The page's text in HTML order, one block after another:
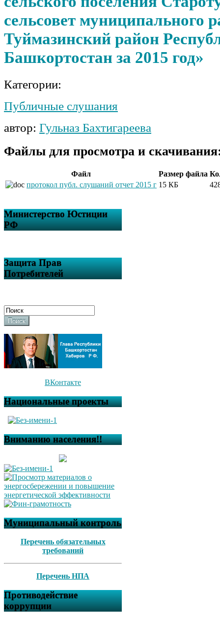
сельсовет муниципального
Туймазинский район
Башкортостан за 2015 год»
Категории:
Публичные слушания
автор: Гульназ Бахтигареева
Файлы для просмотра и
Файл Размер файла
протокол публ. слушаний отчет 2015 г 15 КБ
Министерство Юстиции
РФ
Защита Прав
Потребителей
Поиск
ВКонтакте
Национальные проекты
Вниманию населения!!
Муниципальный контроль
Перечень обязательных
требований
Перечень НПА
Противодействие
коррупции